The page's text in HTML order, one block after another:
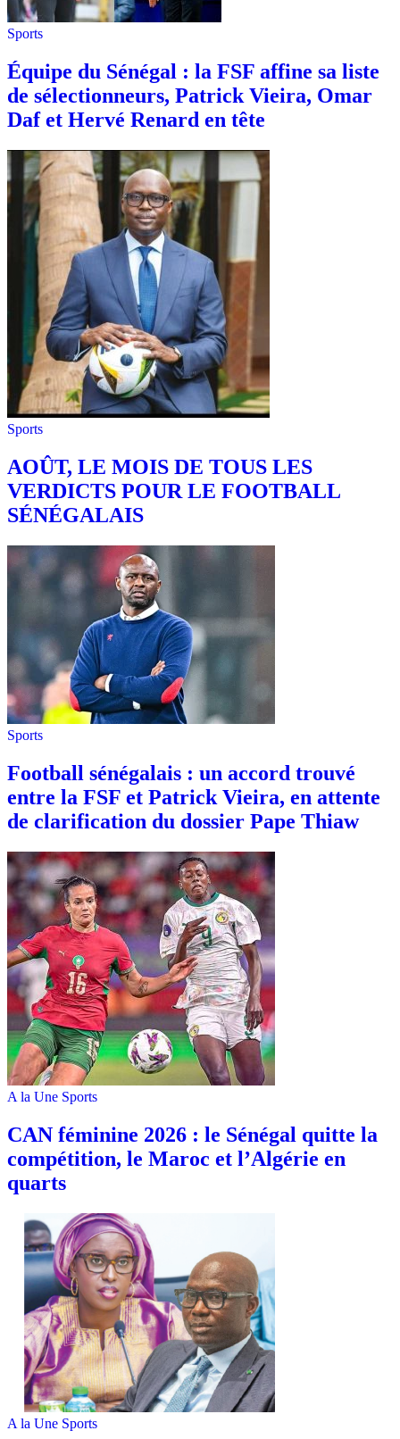
Sports
Équipe du Sénégal : la FSF affine sa liste
de sélectionneurs, Patrick Vieira, Omar
Daf et Hervé Renard en tête
Sports
AOÛT, LE MOIS DE TOUS LES
VERDICTS POUR LE FOOTBALL
SÉNÉGALAIS
Sports
Football sénégalais : un accord trouvé
entre la FSF et Patrick Vieira, en attente
de clarification du dossier Pape Thiaw
A la Une Sports
‎CAN féminine 2026 : le Sénégal quitte la
compétition, le Maroc et l’Algérie en
quarts
A la Une Sports